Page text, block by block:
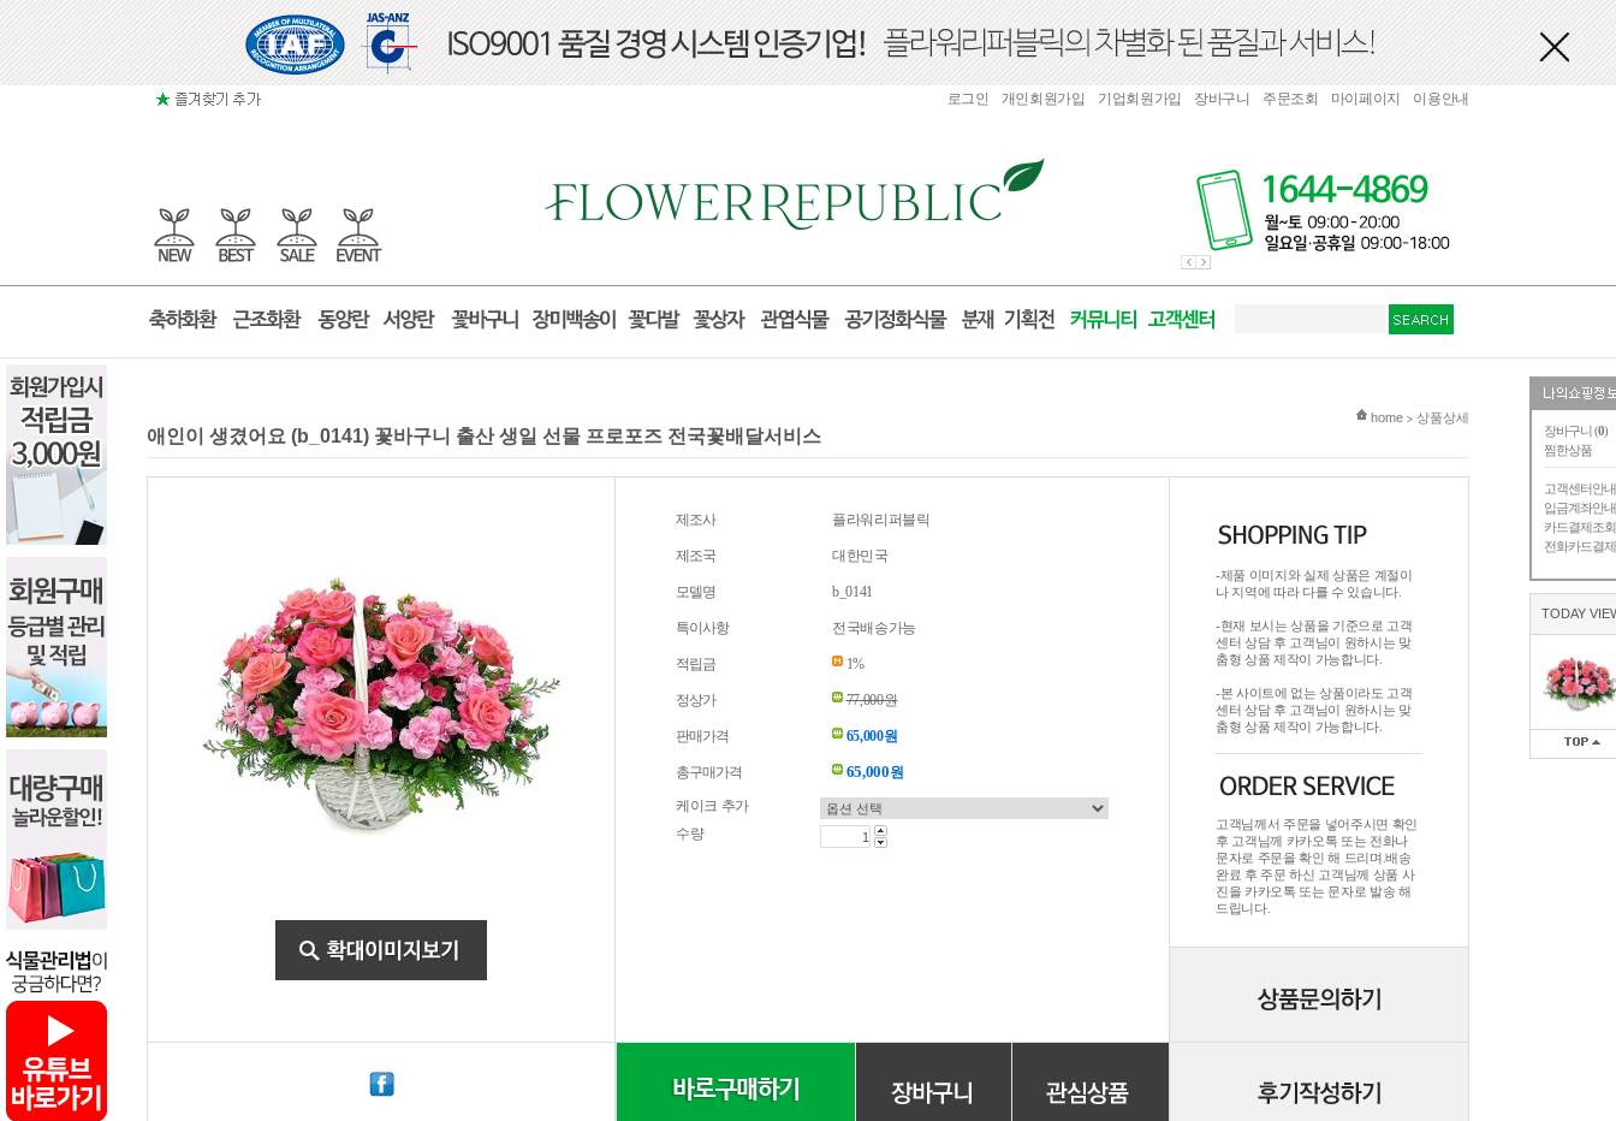
장바구니 (0)
찜한상품
고객센터안내
입금계좌안내
카드결제조회
전화카드결제
TODAY
로그인 개인회원가입 기업회원가입 장바구니 주문조회 마이페이지 이용안내
현재 위치
home > 상품상세
애인이 생겼어요 (b_0141) 꽃바구니 출산 생일 선물 프로포즈 전국꽃배달서비스
제조사 플라워리퍼블릭
제조국 대한민국
모델명 b_0141
특이사항 전국배송가능
적립금 1%
정상가 77,000원
판매가격 65,000원
총구매가격 65,000원
케이크 추가
수량
-제품 이미지와 실제 상품은 계절이
나 지역에 따라 다를 수 있습니다.
-현재 보시는 상품을 기준으로 고객
센터 상담 후 고객님이 원하시는 맞
춤형 상품 제작이 가능합니다.
-본 사이트에 없는 상품이라도 고객
센터 상담 후 고객님이 원하시는 맞
춤형 상품 제작이 가능합니다.
고객님께서 주문을 넣어주시면 확인
후 고객님께 카카오톡 또는 전화나
문자로 주문을 확인 해 드리며.배송
완료 후 주문 하신 고객님께 상품 사
진을 카카오톡 또는 문자로 발송 해
드립니다.